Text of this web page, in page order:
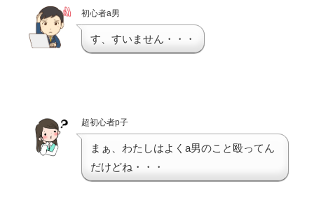
初心者a男
す、すいません・・・
超初心者p子
まぁ、わたしはよくa男のこと殴ってん
だけどね・・・